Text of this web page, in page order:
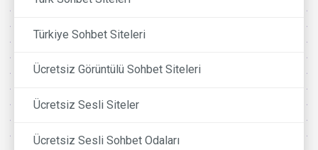
Türkiye Sohbet Siteleri
Ücretsiz Görüntülü Sohbet Siteleri
Ücretsiz Sesli Siteler
Ücretsiz Sesli Sohbet Odaları